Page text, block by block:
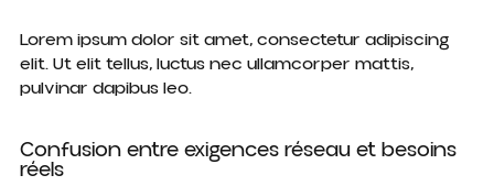
Lorem ipsum dolor sit amet, consectetur adipiscing
elit. Ut elit tellus, luctus nec ullamcorper mattis,
pulvinar dapibus leo.
Confusion entre exigences réseau et besoins
réels